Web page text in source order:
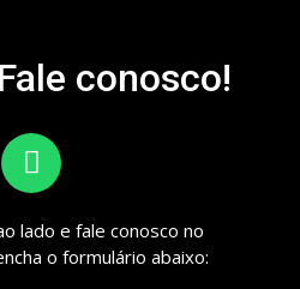
conosco!
lado e fale conosco no
o formulário abaixo: